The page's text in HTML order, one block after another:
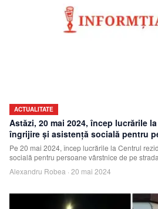
ACTUALITATE
Astăzi, 20 mai 2024, încep lucrările
îngrijire și asistență socială pentru
Pe 20 mai 2024, încep lucrările la Centrul
socială pentru persoane vârstnice de pe
Alexandru Robea · 20 mai 2024